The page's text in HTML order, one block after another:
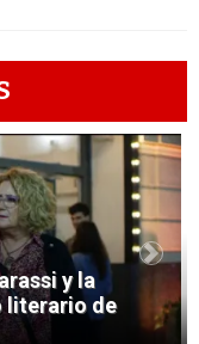
y la
literario de
Next